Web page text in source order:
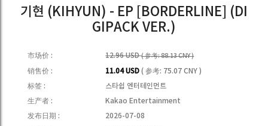
기현 (KIHYUN) - EP [BORDERLINE] (DI
GIPACK VER.)
市场价 : 12.96 USD( 参考: 88.13 CNY )
销售价 : 11.04 USD( 参考: 75.07 CNY )
标签 :
스타쉽 엔터테인먼트
生产者 :
Kakao Entertainment
发布日期 :
2026-07-08